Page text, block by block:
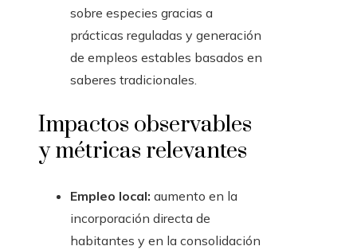
sobre especies gracias a
prácticas reguladas y generación
de empleos estables basados en
saberes tradicionales.
Impactos observables
y métricas relevantes
Empleo local: aumento en la
incorporación directa de
habitantes y en la consolidación